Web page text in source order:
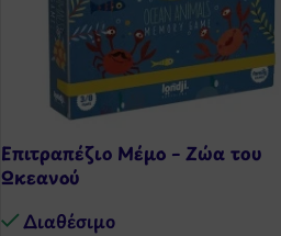
Επιτραπέζιο Mέμο – Ζώα του
Ωκεανού
Διαθέσιμo